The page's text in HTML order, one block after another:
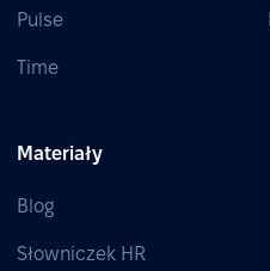
Pulse
Time
Materiały
Blog
Słowniczek HR